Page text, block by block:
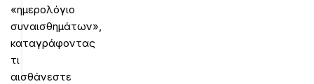
«ημερολόγιο
συναισθημάτων»,
καταγράφοντας
τι
αισθάνεστε